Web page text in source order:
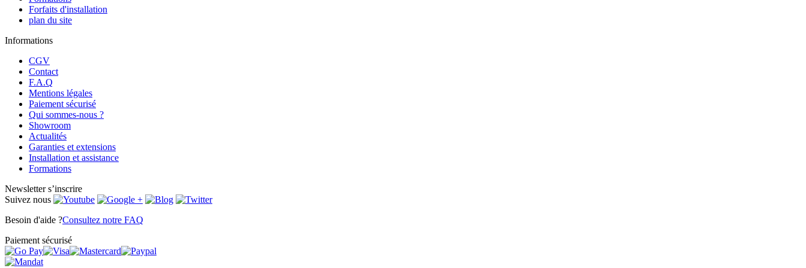
Forfaits d'installation
plan du site
Informations
CGV
Contact
F.A.Q
Mentions légales
Paiement sécurisé
Qui sommes-nous ?
Showroom
Actualités
Garanties et extensions
Installation et assistance
Formations
Newsletter s’inscrire
Suivez nous
Besoin d'aide ?Consultez notre FAQ
Paiement sécurisé